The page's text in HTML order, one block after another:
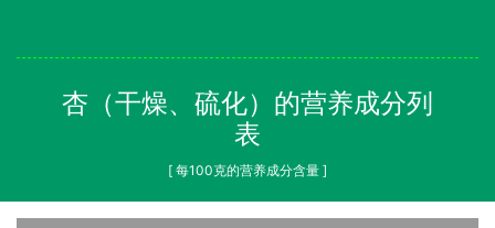
杏（干燥、硫化）的营养成分列
表
[ 每100克的营养成分含量 ]